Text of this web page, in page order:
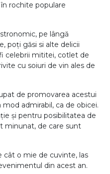
rochite populare
pe lângă
poți găsi si alte delicii
celebrii mititei, cotlet de
cu soiuri de vin ales de
de promovarea acestui
admirabil, ca de obicei.
și pentru posibilitatea de
minunat, de care sunt
cât o mie de cuvinte, las
din acest an.